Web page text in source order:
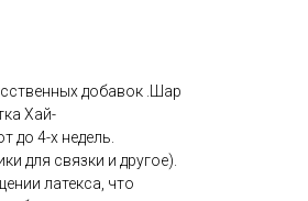
добавок .Шар
Хай-
до 4-х недель.
для связки и другое).
латекса, что